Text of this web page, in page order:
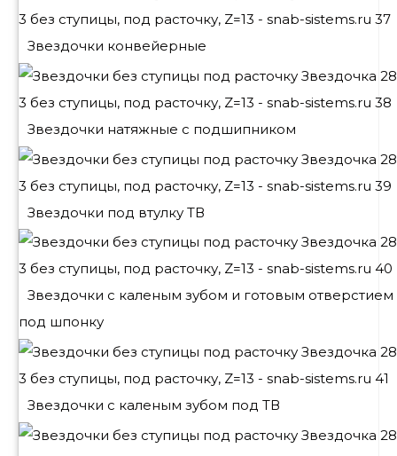
Звездочки конвейерные
Звездочки натяжные с подшипником
Звездочки под втулку ТВ
Звездочки с каленым зубом и готовым отверстием
под шпонку
Звездочки с каленым зубом под ТВ